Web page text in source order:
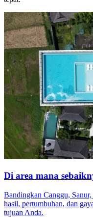
Di area mana
Bandingkan Canggu,
hasil, pertumbuhan, dan
tujuan Anda.